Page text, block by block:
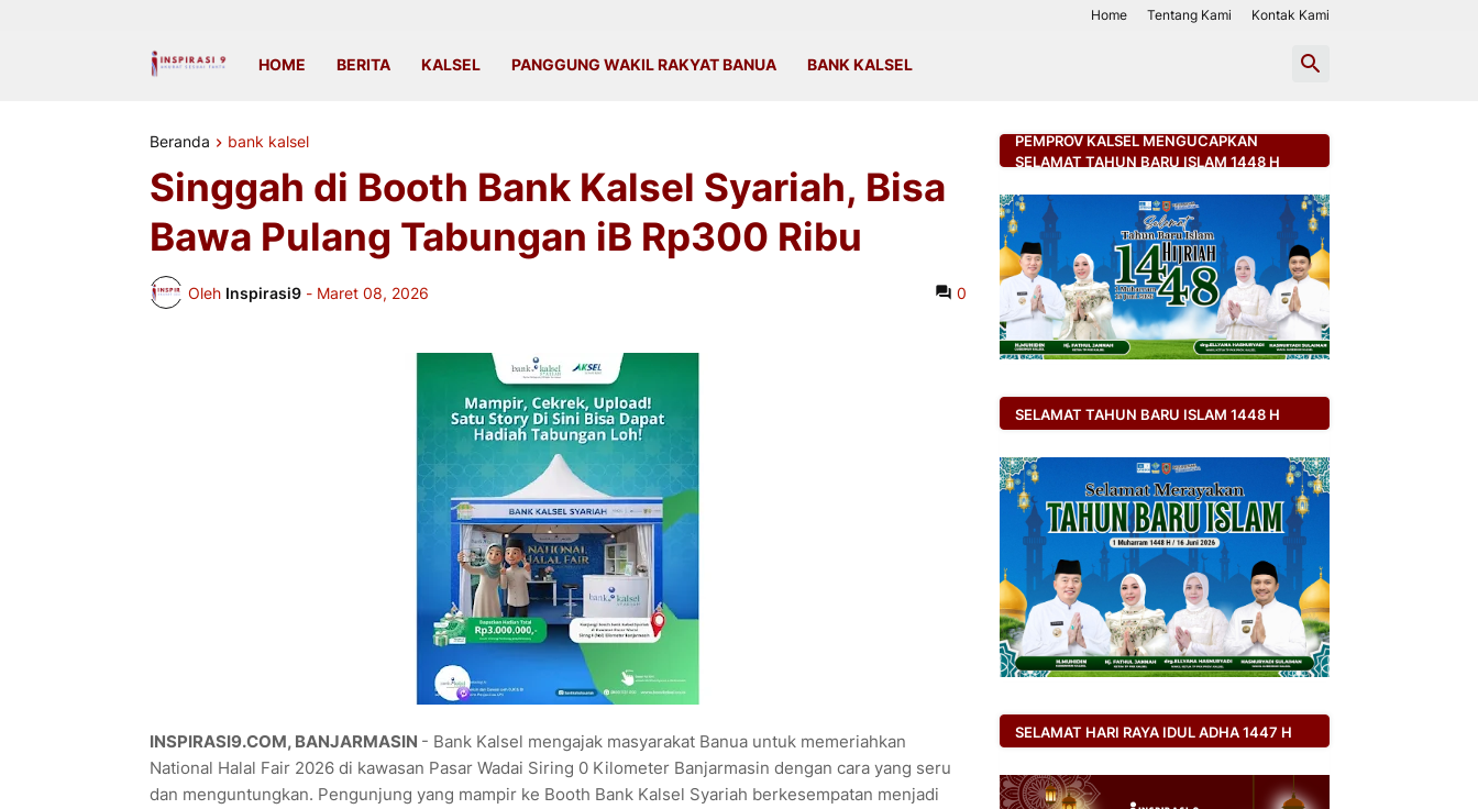
Home Tentang Kami Kontak Kami
HOME BERITA KALSEL PANGGUNG WAKIL RAKYAT BANUA BANK KALSEL
Beranda bank kalsel
Singgah di Booth Bank Kalsel Syariah, Bisa
Bawa Pulang Tabungan iB Rp300 Ribu
Oleh Inspirasi9 - Maret 08, 2026 0
INSPIRASI9.COM, BANJARMASIN - Bank Kalsel mengajak masyarakat Banua untuk memeriahkan
National Halal Fair 2026 di kawasan Pasar Wadai Siring 0 Kilometer Banjarmasin dengan cara yang seru
dan menguntungkan. Pengunjung yang mampir ke Booth Bank Kalsel Syariah berkesempatan menjadi
PEMPROV KALSEL MENGUCAPKAN
SELAMAT TAHUN BARU ISLAM 1448 H
SELAMAT TAHUN BARU ISLAM 1448 H
SELAMAT HARI RAYA IDUL ADHA 1447 H